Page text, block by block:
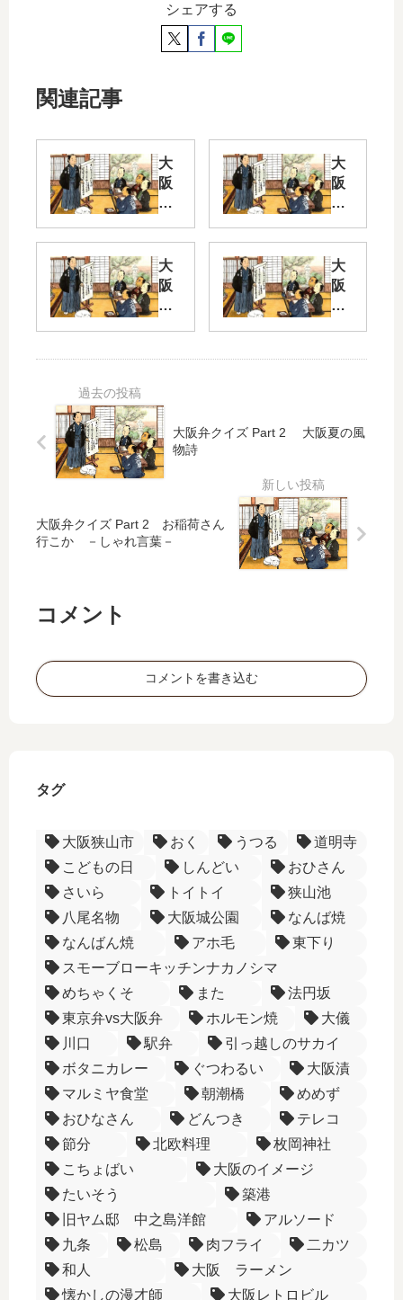
シェアする
関連記事
大
阪
弁
イ
ズ
Pa
最
か
ん
な
ー
大
ゃ
ん
ー
大
阪
弁
イ
ズ
Pa
rt 2
－
茶
ら
ん
－
商
マ
タ
大
阪
弁
ズ
rt
2
い
や
す
ね
ー
ズ
ー
大
阪
弁
ズ
ま
寿
司
大
阪
文
◆
大阪弁クイズ Part 2 大阪夏の風
物詩
大阪弁クイズ Part 2 お稲荷さん
行こか －しゃれ言葉－
コメント
コメントを書き込む
タグ
大阪狭山市 おく うつる
道明寺
こどもの日
しんどい
おひさん
さいら
トイトイ
狭山池
八尾名物
大阪城公園
なんば焼
なんばん焼
アホ毛
東下り
スモーブローキッチンナカノシマ
めちゃくそ
また
法円坂
東京弁vs大阪弁
ホルモン焼
大儀
川口
駅弁
引っ越しのサカイ
ボタニカレー
ぐつわるい
大阪漬
マルミヤ食堂
朝潮橋
めめず
おひなさん
どんつき
テレコ
節分
北欧料理
枚岡神社
こちょばい
大阪のイメージ
たいそう
築港
旧ヤム邸 中之島洋館
アルソード
九条
松島 肉フライ
二カツ
和人
大阪 ラーメン
懐かしの漫才師
大阪レトロビル